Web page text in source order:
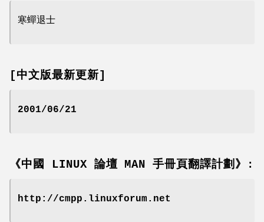
寒蟬退士
[中文版最新更新]
2001/06/21
《中國 LINUX 論壇 MAN 手冊頁翻譯計劃》:
http://cmpp.linuxforum.net